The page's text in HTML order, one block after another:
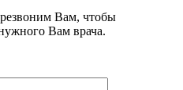
Вам, чтобы
Вам врача.